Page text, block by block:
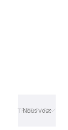
TRIER PAR